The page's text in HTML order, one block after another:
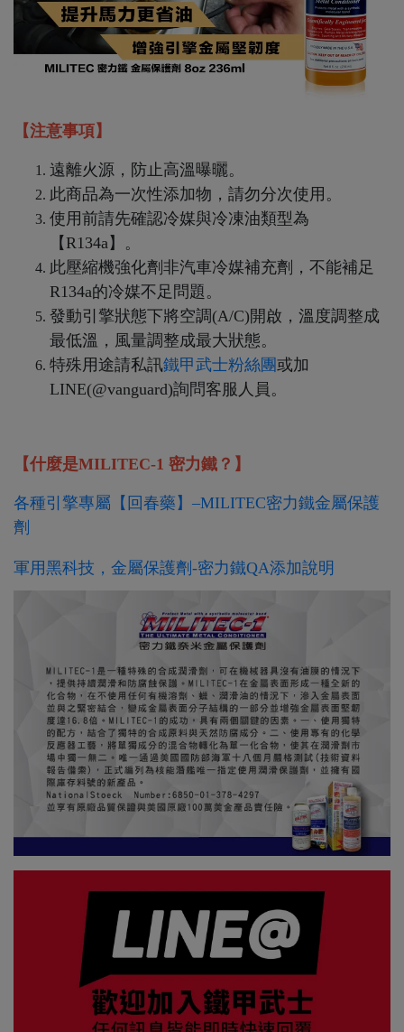
【注意事項】
遠離火源，防止高溫曝曬。
此商品為一次性添加物，請勿分次使用。
使用前請先確認冷媒與冷凍油類型為
【R134a】。
此壓縮機強化劑非汽車冷媒補充劑，不能補足
R134a的冷媒不足問題。
發動引擎狀態下將空調(A/C)開啟，溫度調整成
最低溫，風量調整成最大狀態。
特殊用途請私訊鐵甲武士粉絲團或加
LINE(@vanguard)詢問客服人員。
【什麼是MILITEC-1 密力鐵？】
各種引擎專屬【回春藥】–MILITEC密力鐵金屬保護
劑
軍用黑科技，金屬保護劑-密力鐵QA添加說明